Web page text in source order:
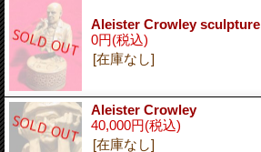
Aleister Crowley
0円(税込)
[在庫なし]
Aleister Crowley
40,000円(税込)
[在庫なし]